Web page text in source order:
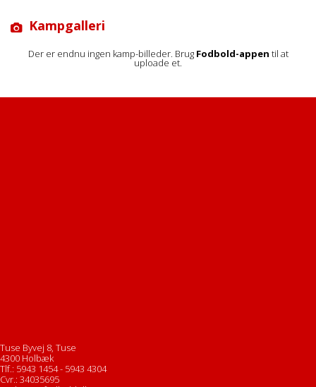
Kampgalleri
Der er endnu ingen kamp-billeder. Brug Fodbold-appen til at
uploade et.
Tuse Byvej 8, Tuse
4300 Holbæk
Tlf.: 5943 1454 - 5943 4304
Cvr.: 34035695